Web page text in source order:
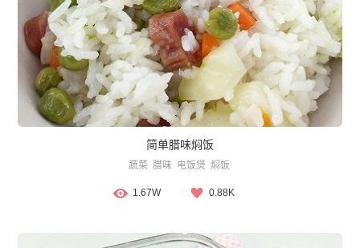
简单腊味焖饭
蔬菜 腊味 电饭煲 焖饭
1.67W 0.88K